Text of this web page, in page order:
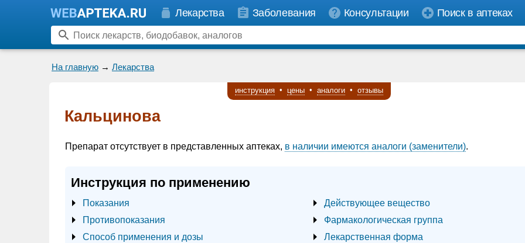
Лекарства Заболевания Консультации Поиск в аптеках
На главную → Лекарства
инструкция • цены • аналоги • отзывы
Кальцинова
Препарат отсутствует в представленных аптеках, в наличии имеются аналоги (заменители).
Инструкция по применению
Показания
Противопоказания
Способ применения и дозы
Действующее вещество
Фармакологическая группа
Лекарственная форма